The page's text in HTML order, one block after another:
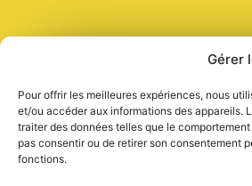
Gérer
Pour offrir les meilleures expériences, nous
et/ou accéder aux informations des appareils.
traiter des données telles que le
pas consentir ou de retirer son consentement
fonctions.
sauvé ?